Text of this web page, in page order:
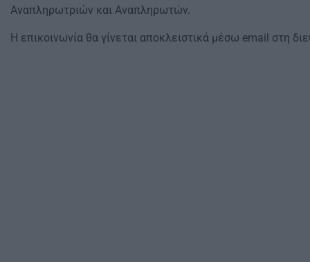
Αναπληρωτριών και Αναπληρωτών.
Η επικοινωνία θα γίνεται αποκλειστικά μέσω email στη